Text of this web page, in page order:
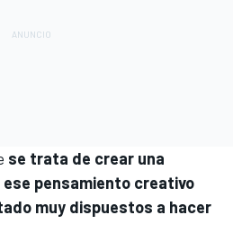
se trata de crear una
pensamiento creativo
muy dispuestos a hacer